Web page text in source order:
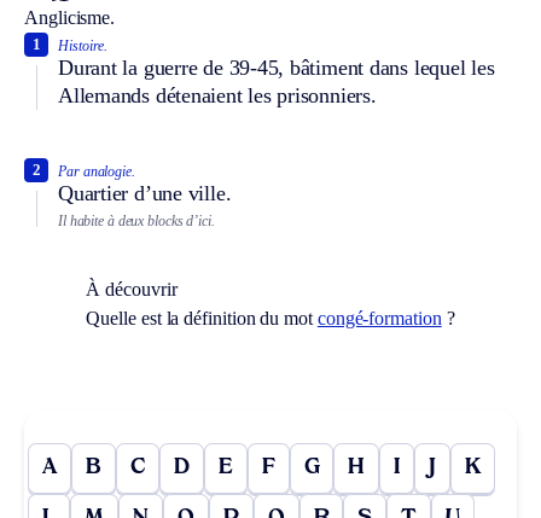
Anglicisme.
Histoire.
Durant la guerre de 39-45, bâtiment dans lequel les
Allemands détenaient les prisonniers.
1
Par analogie.
Quartier d’une ville.
2
Il habite à deux blocks d’ici.
À découvrir
Quelle est la définition du mot congé-formation ?
A B C D E F G H I J K